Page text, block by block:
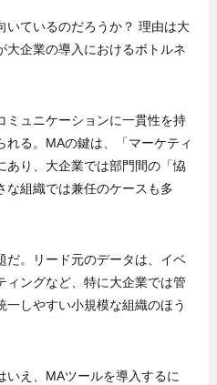
いているのだろうか？ 理由は大
大企業の導入におけるボトルネ
ミュニケーションに一貫性を持
る。MAの鍵は、「マーケティ
あり、大企業では部門間の「恊
な組織では兼任のケースも多
だ。リード元のデータは、イベ
ィングなど、特に大企業では管
しやすい小規模な組織のほう
いえ、MAツールを導入するに